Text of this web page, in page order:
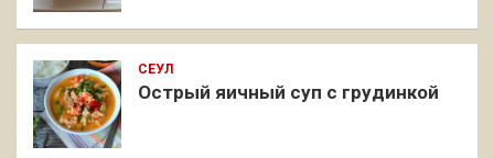
СЕУЛ
Острый яичный суп с грудинкой